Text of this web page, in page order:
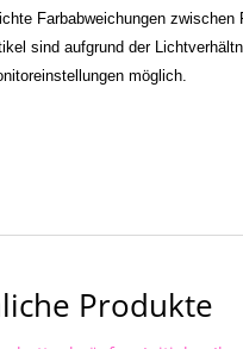
Farbabweichungen zwischen
sind aufgrund der
möglich.
Produkte